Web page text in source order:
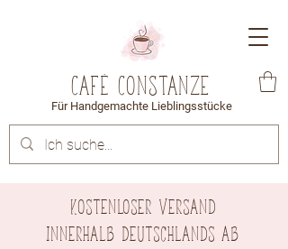
Café Constanze
Für Handgemachte Lieblingsstücke
Kostenloser Versand
innerhalb Deutschlands ab